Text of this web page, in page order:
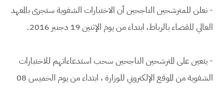
- نعلن للمترشحين الناجحين أن الاختبارات الشفوية ستجرى بالمعهد
العالي للقضاء بالرباط، ابتداء من يوم الإثنين 19 دجنبر 2016.
- يتعين على المترشحين الناجحين سحب استدعاءاتهم للاختبارات
الشفوية من الموقع الإلكتروني للوزارة ، ابتداء من يوم الخميس 08